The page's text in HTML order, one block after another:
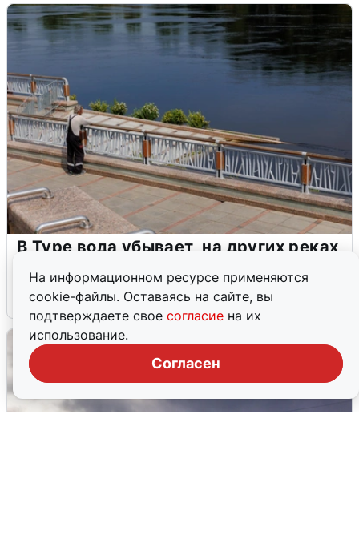
На информационном ресурсе применяются
cookie-файлы. Оставаясь на сайте, вы
подтверждаете свое согласие на их
использование.
Согласен
В Туре вода убывает, на других реках
4 августа 0